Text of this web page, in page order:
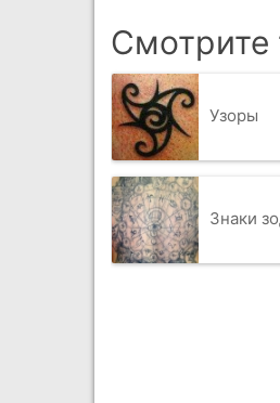
Смотрите
Узоры
Знаки